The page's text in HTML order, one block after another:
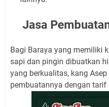
Jasa
Bagi Baraya yang memiliki
sapi dan pingin dibuatkan
yang berkualitas, kang
pembuatannya dengan tarif